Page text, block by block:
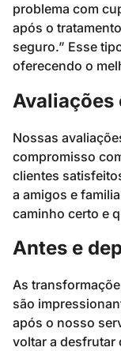
problema com
após o
seguro.” Esse
oferecendo o
Avaliações
Nossas
compromisso
clientes
a amigos e
caminho certo e
Antes e
As
são
após o nosso
voltar a desfrutar